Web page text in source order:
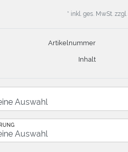
* inkl. ges. MwSt. zzgl.
Artikelnummer
Inhalt